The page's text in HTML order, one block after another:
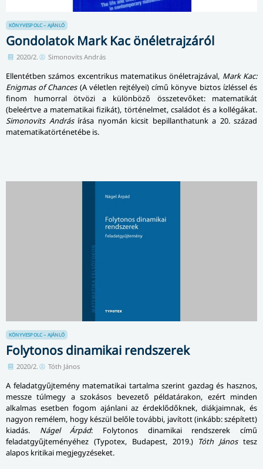
KÖNYVESPOLC – AJÁNLÓ
Gondolatok Mark Kac önéletrajzáról
2020/2. Simonovits András
Ellentétben számos excentrikus matematikus önéletrajzával, Mark Kac:
Enigmas of Chances(A véletlen rejtélyei) című könyve biztos ízléssel és
finom humorral ötvözi a különböző összetevőket: matematikát
(beleértve a matematikai fizikát), történelmet, családot és a kollégákat.
Simonovits Andrásírása nyomán kicsit bepillanthatunk a 20. század
matematikatörténetébe is.
KÖNYVESPOLC – AJÁNLÓ
Folytonos dinamikai rendszerek
2020/2. Tóth János
A feladatgyűjtemény matematikai tartalma sze­rint gazdag és hasznos,
messze túlmegy a szokásos bevezető példatárakon, ezért minden
alkalmas esetben fogom ajánlani az érdeklődőknek, diákjaimnak, és
nagyon remélem, hogy készül belőle további, javított (inkább: szépített)
kiadás. Nágel Árpád: Folytonos dinamikai rendszerek című
feladatgyűjteményéhez (Typotex, Budapest, 2019.) Tóth Jánostesz
alapos kritikai megjegyzéseket.